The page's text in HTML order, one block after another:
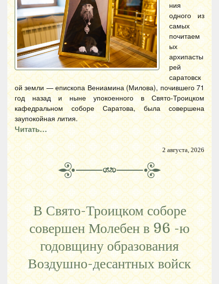
ния
одного из
самых
почитаем
ых
архипасты
рей
саратовск
ой земли — епископа Вениамина (Милова), почившего 71
год назад и ныне упокоенного в Свято-Троицком
кафедральном соборе Саратова, была совершена
заупокойная лития.
Читать…
2 августа, 2026
В Свято-Троицком соборе
совершен Молебен в 96 -ю
годовщину образования
Воздушно-десантных войск